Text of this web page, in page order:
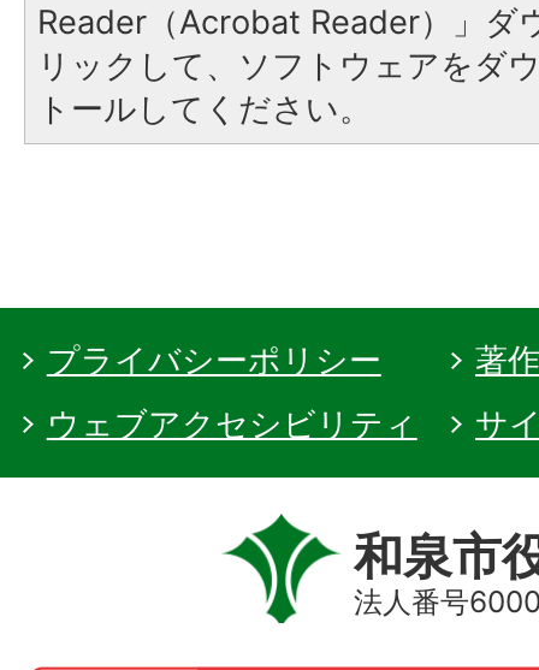
Reader（Acrobat Reader）」ダ
リックして、ソフトウェアをダ
トールしてください。
プライバシーポリシー
著
ウェブアクセシビリティ
サ
和泉市
法人番号